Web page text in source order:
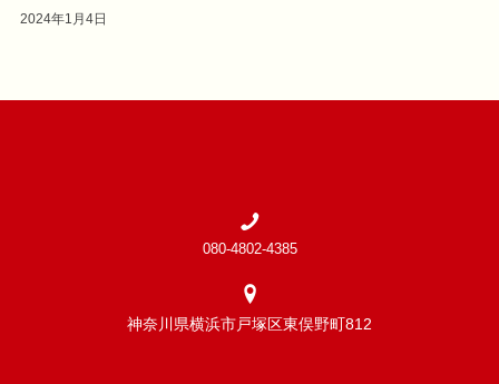
2024年1月4日
080-4802-4385
神奈川県横浜市戸塚区東俣野町812